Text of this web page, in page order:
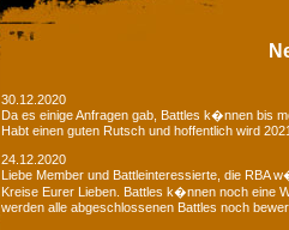
30.12.2020
Da es einige Anfragen gab, Battles k�nnen bis
Habt einen guten Rutsch und hoffentlich wird
24.12.2020
Liebe Member und Battleinteressierte, die RBA
Kreise Eurer Lieben. Battles k�nnen noch eine
werden alle abgeschlossenen Battles noch